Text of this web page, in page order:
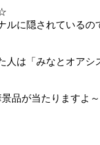
ルに隠されているの
人は「みなとオアシ
品が当たりますよ